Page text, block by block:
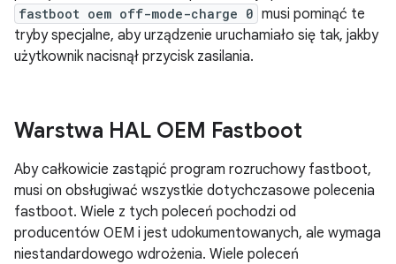
fastboot oem off-mode-charge 0 musi pominąć te
tryby specjalne, aby urządzenie uruchamiało się tak, jakby
użytkownik nacisnął przycisk zasilania.
Warstwa HAL OEM Fastboot
Aby całkowicie zastąpić program rozruchowy fastboot,
musi on obsługiwać wszystkie dotychczasowe polecenia
fastboot. Wiele z tych poleceń pochodzi od
producentów OEM i jest udokumentowanych, ale wymaga
niestandardowego wdrożenia. Wiele poleceń